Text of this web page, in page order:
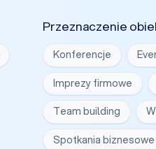
Przeznaczenie
Konferencje
Imprezy firmowe
Team building
Spotkania biznesowe